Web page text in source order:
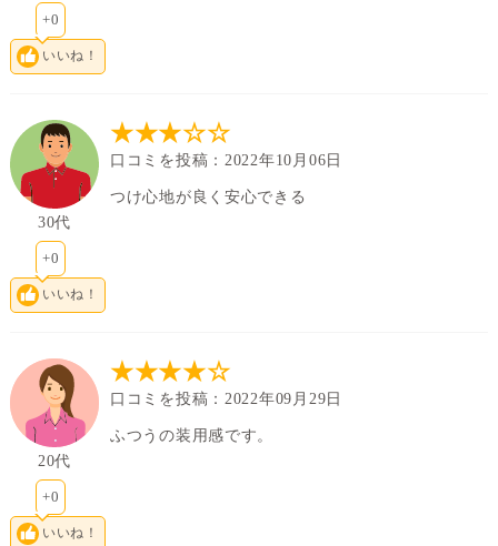
いいね！
+0
30代
★★★☆☆
口コミを投稿：2022年10月06日
つけ心地が良く安心できる
いいね！
+0
20代
★★★★☆
口コミを投稿：2022年09月29日
ふつうの装用感です。
いいね！
+0